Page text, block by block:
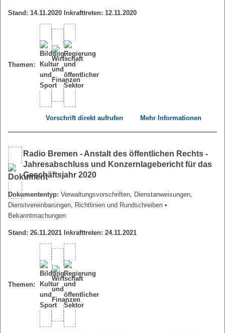
Stand: 14.11.2020 Inkrafttreten: 12.11.2020
Themen:
Vorschrift direkt aufrufen Mehr Informationen
Radio Bremen - Anstalt des öffentlichen Rechts -
Jahresabschluss und Konzernlagebericht für das
Geschäftsjahr 2020
Dokumententyp: Verwaltungsvorschriften, Dienstanweisungen,
Dienstvereinbarungen, Richtlinien und Rundschreiben •
Bekanntmachungen
Stand: 26.11.2021 Inkrafttreten: 24.11.2021
Themen: